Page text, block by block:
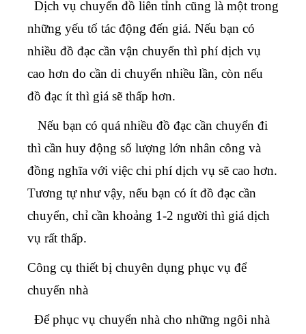
Dịch vụ chuyển đồ liên tỉnh cũng là một trong
những yếu tố tác động đến giá. Nếu bạn có
nhiều đồ đạc cần vận chuyển thì phí dịch vụ
cao hơn do cần di chuyển nhiều lần, còn nếu
đồ đạc ít thì giá sẽ thấp hơn.
Nếu bạn có quá nhiều đồ đạc cần chuyển đi
thì cần huy động số lượng lớn nhân công và
đồng nghĩa với việc chi phí dịch vụ sẽ cao hơn.
Tương tự như vậy, nếu bạn có ít đồ đạc cần
chuyển, chỉ cần khoảng 1-2 người thì giá dịch
vụ rất thấp.
Công cụ thiết bị chuyên dụng phục vụ để
chuyển nhà
Để phục vụ chuyển nhà cho những ngôi nhà